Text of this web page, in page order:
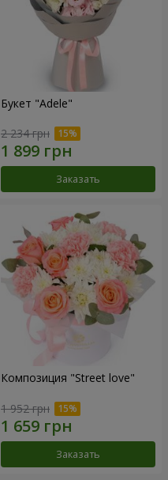
Букет "Adele"
2 234 грн
Заказать
Композиция "Street love"
1 952 грн
Заказать